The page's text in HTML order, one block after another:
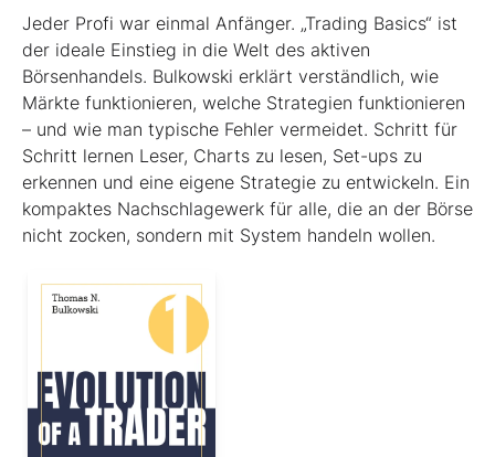
Jeder Profi war einmal Anfänger. „Trading Basics“ ist
der ideale Einstieg in die Welt des aktiven
Börsenhandels. Bulkowski erklärt verständlich, wie
Märkte funktionieren, welche Strategien funktionieren
– und wie man typische Fehler vermeidet. Schritt für
Schritt lernen Leser, Charts zu lesen, Set-ups zu
erkennen und eine eigene Strategie zu entwickeln. Ein
kompaktes Nachschlagewerk für alle, die an der Börse
nicht zocken, sondern mit System handeln wollen.